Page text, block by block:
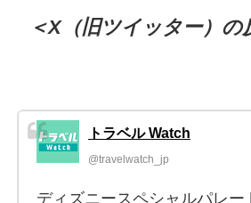
＜X（旧ツイッター）の
トラベル Watch
@travelwatch_jp
ディズニースペシャルパレー